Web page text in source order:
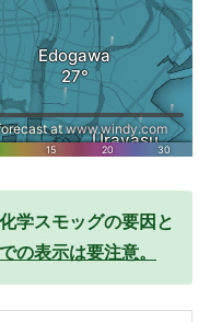
学スモッグの要因と
の表示は要注意。